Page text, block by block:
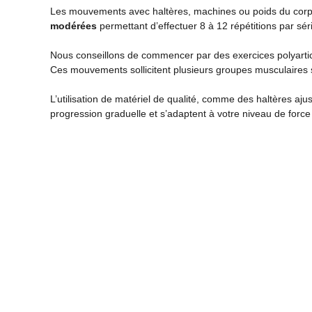
Les mouvements avec haltères, machines ou poids du
modérées permettant d’effectuer 8 à 12 répétitions par
Nous conseillons de commencer par des exercices
Ces mouvements sollicitent plusieurs groupes
L’utilisation de matériel de qualité, comme des haltères
progression graduelle et s’adaptent à votre niveau de